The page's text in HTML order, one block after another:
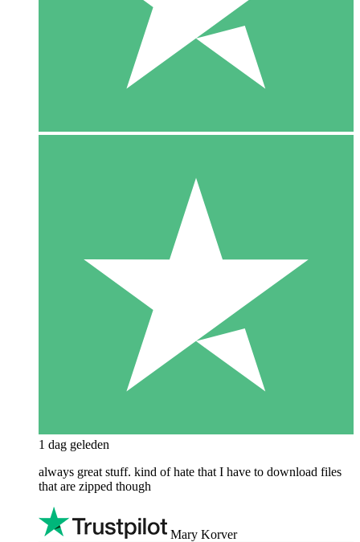
1 dag geleden
always great stuff. kind of hate that I have to download files
that are zipped though
Mary Korver